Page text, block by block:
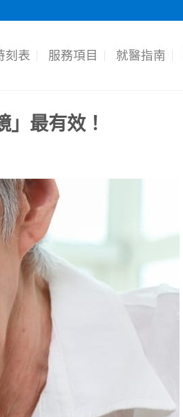
刻表 服務項目 就醫指南
最有效！